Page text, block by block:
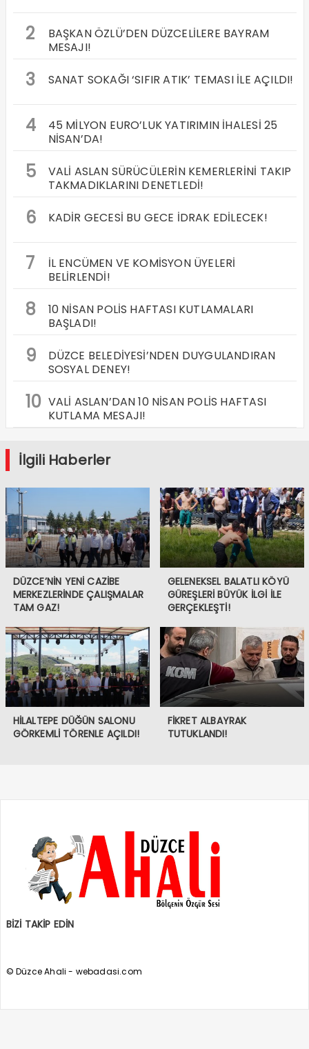
2
BAŞKAN ÖZLÜ’DEN DÜZCELİLERE BAYRAM
MESAJI!
3 SANAT SOKAĞI ‘SIFIR ATIK’ TEMASI İLE AÇILDI!
4
45 MİLYON EURO’LUK YATIRIMIN İHALESİ 25
NİSAN’DA!
5
VALİ ASLAN SÜRÜCÜLERİN KEMERLERİNİ TAKIP
TAKMADIKLARINI DENETLEDİ!
6 KADİR GECESİ BU GECE İDRAK EDİLECEK!
7
İL ENCÜMEN VE KOMİSYON ÜYELERİ
BELİRLENDİ!
8
10 NİSAN POLİS HAFTASI KUTLAMALARI
BAŞLADI!
9
DÜZCE BELEDİYESİ’NDEN DUYGULANDIRAN
SOSYAL DENEY!
10 VALİ ASLAN’DAN 10 NİSAN POLİS HAFTASI
KUTLAMA MESAJI!
İlgili Haberler
DÜZCE’NİN YENİ CAZİBE
MERKEZLERİNDE ÇALIŞMALAR
TAM GAZ!
GELENEKSEL BALATLI KÖYÜ
GÜREŞLERİ BÜYÜK İLGİ İLE
GERÇEKLEŞTİ!
HİLALTEPE DÜĞÜN SALONU
GÖRKEMLİ TÖRENLE AÇILDI!
FİKRET ALBAYRAK
TUTUKLANDI!
BİZİ TAKİP EDİN
© Düzce Ahali - webadasi.com